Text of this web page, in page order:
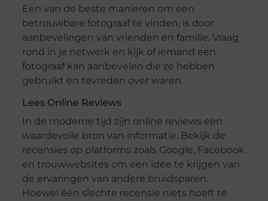
Een van de beste manieren om een
betrouwbare fotograaf te vinden, is door
aanbevelingen van vrienden en familie. Vraag
rond in je netwerk en kijk of iemand een
fotograaf kan aanbevelen die ze hebben
gebruikt en tevreden over waren.
Lees Online Reviews
In de moderne tijd zijn online reviews een
waardevolle bron van informatie. Bekijk de
recensies op platforms zoals Google, Facebook
en trouwwebsites om een idee te krijgen van
de ervaringen van andere bruidsparen.
Hoewel één slechte recensie niets hoeft te